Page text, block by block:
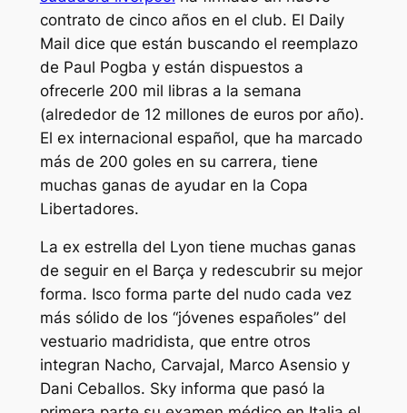
contrato de cinco años en el club. El Daily
Mail dice que están buscando el reemplazo
de Paul Pogba y están dispuestos a
ofrecerle 200 mil libras a la semana
(alrededor de 12 millones de euros por año).
El ex internacional español, que ha marcado
más de 200 goles en su carrera, tiene
muchas ganas de ayudar en la Copa
Libertadores.
La ex estrella del Lyon tiene muchas ganas
de seguir en el Barça y redescubrir su mejor
forma. Isco forma parte del nudo cada vez
más sólido de los “jóvenes españoles” del
vestuario madridista, que entre otros
integran Nacho, Carvajal, Marco Asensio y
Dani Ceballos. Sky informa que pasó la